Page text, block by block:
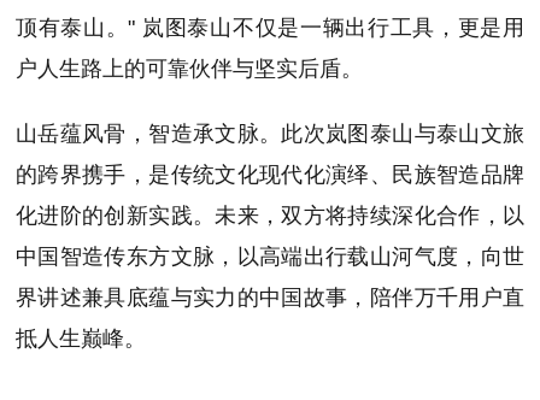
顶有泰山。" 岚图泰山不仅是一辆出行工具，更是用
户人生路上的可靠伙伴与坚实后盾。
山岳蕴风骨，智造承文脉。此次岚图泰山与泰山文旅
的跨界携手，是传统文化现代化演绎、民族智造品牌
化进阶的创新实践。未来，双方将持续深化合作，以
中国智造传东方文脉，以高端出行载山河气度，向世
界讲述兼具底蕴与实力的中国故事，陪伴万千用户直
抵人生巅峰。